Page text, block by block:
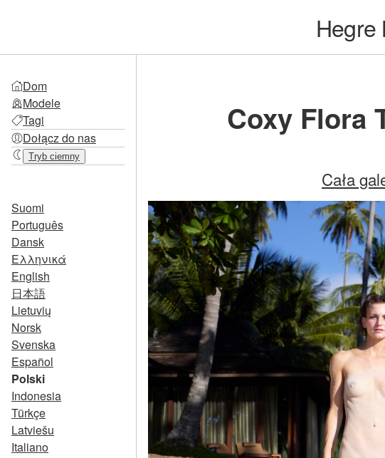
Hegre
Dom
Modele
Tagi
Dołącz do nas
Tryb ciemny
Suomi
Português
Dansk
Ελληνικά
English
日本語
Lietuvių
Norsk
Svenska
Español
Polski
Indonesia
Türkçe
Latviešu
Italiano
Coxy Flora
Cała